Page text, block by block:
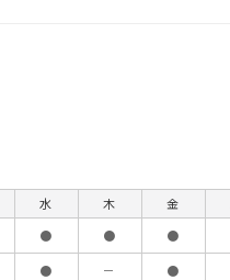
水 木 金
● ● ●
● － ●